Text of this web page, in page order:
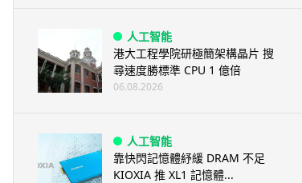
人工智能
港大工程學院研極簡架構晶片 搜
尋速度勝標準 CPU 1 億倍
06.08.2026
人工智能
靠快閃記憶體紓緩 DRAM 不足
KIOXIA 推 XL1 記憶體...